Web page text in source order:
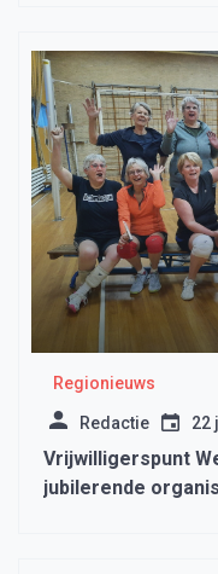
Regionieuws
Redactie 22
Vrijwilligerspunt
jubilerende